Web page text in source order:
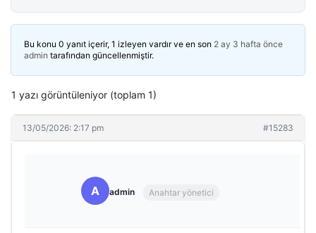
Bu konu 0 yanıt içerir, 1 izleyen vardır ve en son 2 ay 3 hafta önce
admin tarafından güncellenmiştir.
1 yazı görüntüleniyor (toplam 1)
13/05/2026: 2:17 pm #15283
A admin Anahtar yönetici